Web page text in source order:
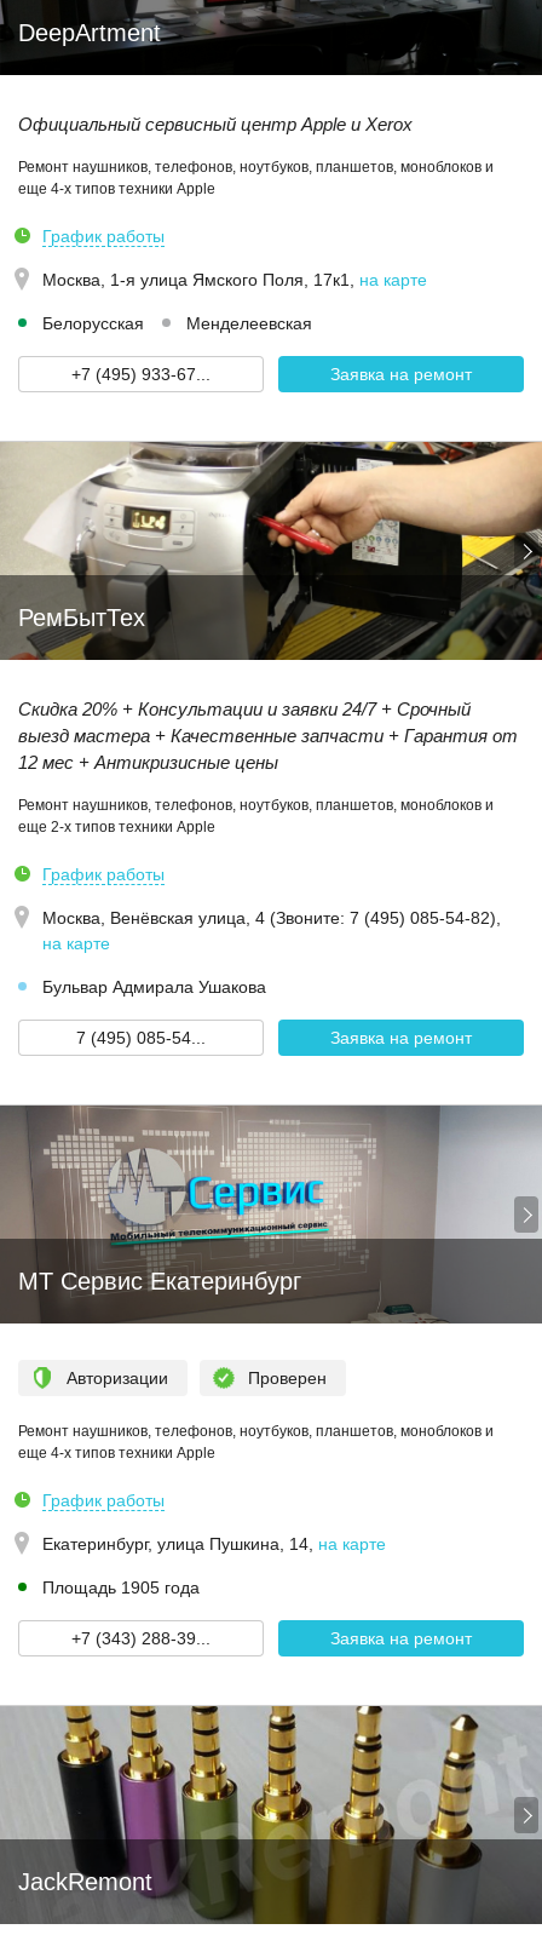
DeepArtment
Официальный сервисный центр Apple и Xerox
Ремонт наушников, телефонов, ноутбуков, планшетов, моноблоков и
еще 4-х типов техники Apple
График работы
Москва, 1-я улица Ямского Поля, 17к1 на карте
Белорусская Менделеевская
+7 (495) 933-67... Заявка на ремонт
РемБытТех
Скидка 20% + Консультации и заявки 24/7 + Срочный
выезд мастера + Качественные запчасти + Гарантия от
12 мес + Антикризисные цены
Ремонт наушников, телефонов, ноутбуков, планшетов, моноблоков и
еще 2-х типов техники Apple
График работы
Москва, Венёвская улица, 4 (Звoнитe: 7 (495) 085-54-82)
на карте
Бульвар Адмирала Ушакова
7 (495) 085-54... Заявка на ремонт
МТ Сервис Екатеринбург
Авторизации Проверен
Ремонт наушников, телефонов, ноутбуков, планшетов, моноблоков и
еще 4-х типов техники Apple
График работы
Екатеринбург, улица Пушкина, 14 на карте
Площадь 1905 года
+7 (343) 288-39... Заявка на ремонт
JackRemont